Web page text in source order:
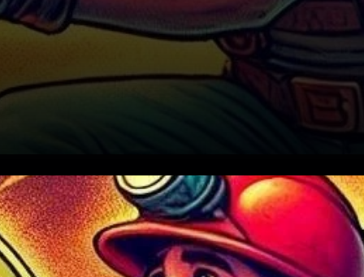
Riot Platforms, l’une des plus